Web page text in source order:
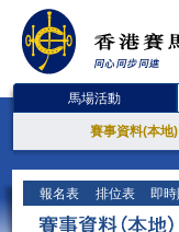
馬場活動
賽事資料(本地)
報名表 排位表 即